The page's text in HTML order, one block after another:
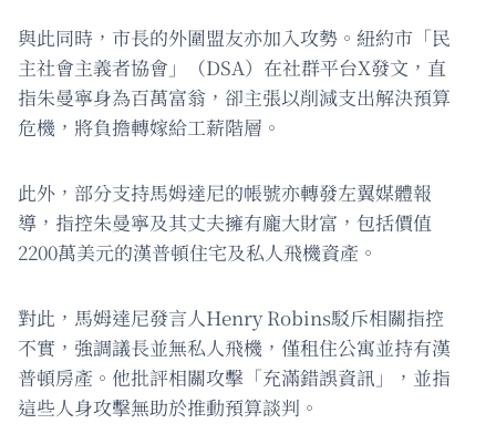
與此同時，市長的外圍盟友亦加入攻勢。紐約市「民
主社會主義者協會」（DSA）在社群平台X發文，直
指朱曼寧身為百萬富翁，卻主張以削減支出解決預算
危機，將負擔轉嫁給工薪階層。
此外，部分支持馬姆達尼的帳號亦轉發左翼媒體報
導，指控朱曼寧及其丈夫擁有龐大財富，包括價值
2200萬美元的漢普頓住宅及私人飛機資產。
對此，馬姆達尼發言人Henry Robins駁斥相關指控
不實，強調議長並無私人飛機，僅租住公寓並持有漢
普頓房產。他批評相關攻擊「充滿錯誤資訊」，並指
這些人身攻擊無助於推動預算談判。